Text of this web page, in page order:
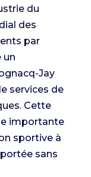
du
des
par
un
Jay
services de
Cette
importante
sportive à
sans